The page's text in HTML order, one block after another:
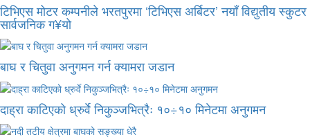
टिभिएस मोटर कम्पनीले भरतपुरमा ‘टिभिएस अर्बिटर’ नयाँ विद्युतीय स्कुटर
सार्वजनिक ग¥यो
बाघ र चितुवा अनुगमन गर्न क्यामरा जडान
दाह्रा काटिएको ध्रुर्वे निकुञ्जभित्रैः १०÷१० मिनेटमा अनुगमन